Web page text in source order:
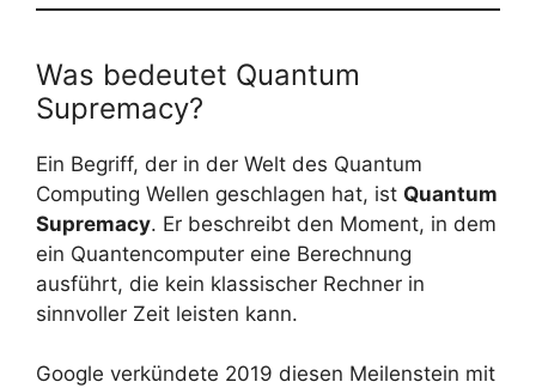
Was bedeutet Quantum
Supremacy?
Ein Begriff, der in der Welt des Quantum
Computing Wellen geschlagen hat, ist Quantum
Supremacy. Er beschreibt den Moment, in dem
ein Quantencomputer eine Berechnung
ausführt, die kein klassischer Rechner in
sinnvoller Zeit leisten kann.
Google verkündete 2019 diesen Meilenstein mit